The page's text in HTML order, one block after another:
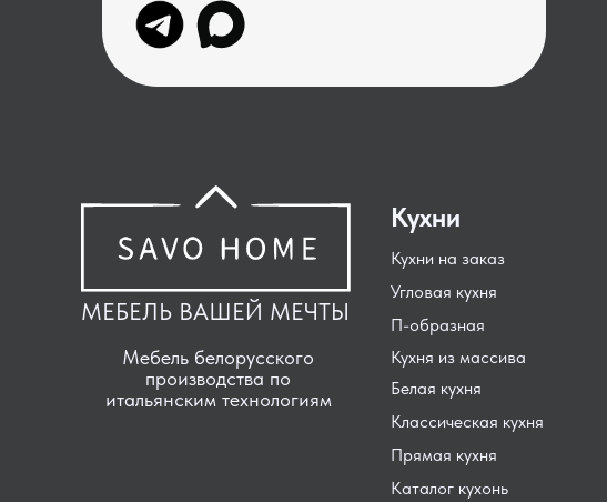
Мебель белорусского
производства по
итальянским технологиям
МЕБЕЛЬ ВАШЕЙ МЕЧТЫ
Кухня из массива
Угловая кухня
Кухни на заказ
П-образная
Классическая кухня
Белая кухня
Кухни
Прямая кухня
Каталог кухонь